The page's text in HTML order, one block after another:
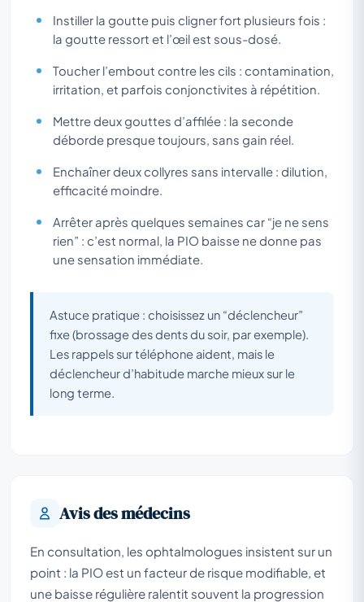
Instiller la goutte puis cligner fort plusieurs fois :
la goutte ressort et l’œil est sous-dosé.
Toucher l’embout contre les cils : contamination,
irritation, et parfois conjonctivites à répétition.
Mettre deux gouttes d’affilée : la seconde
déborde presque toujours, sans gain réel.
Enchaîner deux collyres sans intervalle : dilution,
efficacité moindre.
Arrêter après quelques semaines car “je ne sens
rien” : c’est normal, la PIO baisse ne donne pas
une sensation immédiate.
Astuce pratique : choisissez un “déclencheur”
fixe (brossage des dents du soir, par exemple).
Les rappels sur téléphone aident, mais le
déclencheur d’habitude marche mieux sur le
long terme.
Avis des médecins
En consultation, les ophtalmologues insistent sur un
point : la PIO est un facteur de risque modifiable, et
une baisse régulière ralentit souvent la progression